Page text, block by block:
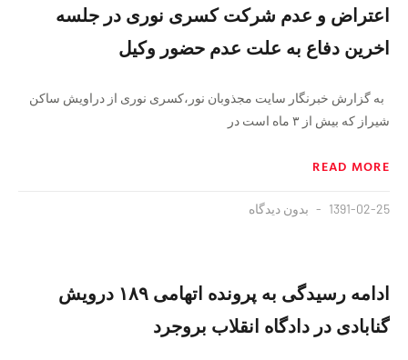
اعتراض و عدم شرکت کسری نوری در جلسه
اخرین دفاع به علت عدم حضور وکیل
به گزارش خبرنگار سایت مجذوبان نور،کسری نوری از دراویش ساکن
شیراز که بیش از ۳ ماه است در
READ MORE
1391-02-25 بدون دیدگاه
ادامه رسیدگی به پرونده اتهامی ۱۸۹ درویش
گنابادی در دادگاه انقلاب بروجرد